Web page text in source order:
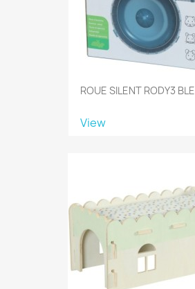
ROUE SILENT RODY3
View